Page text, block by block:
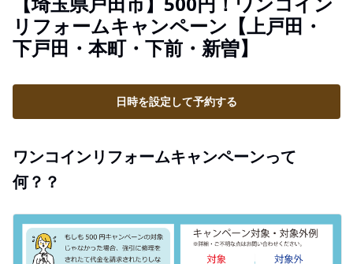
リフォームキャンペーン【上戸田・
下戸田・本町・下前・新曽】
日時を設定して予約する
ワンコインリフォームキャンペーンって
何？？